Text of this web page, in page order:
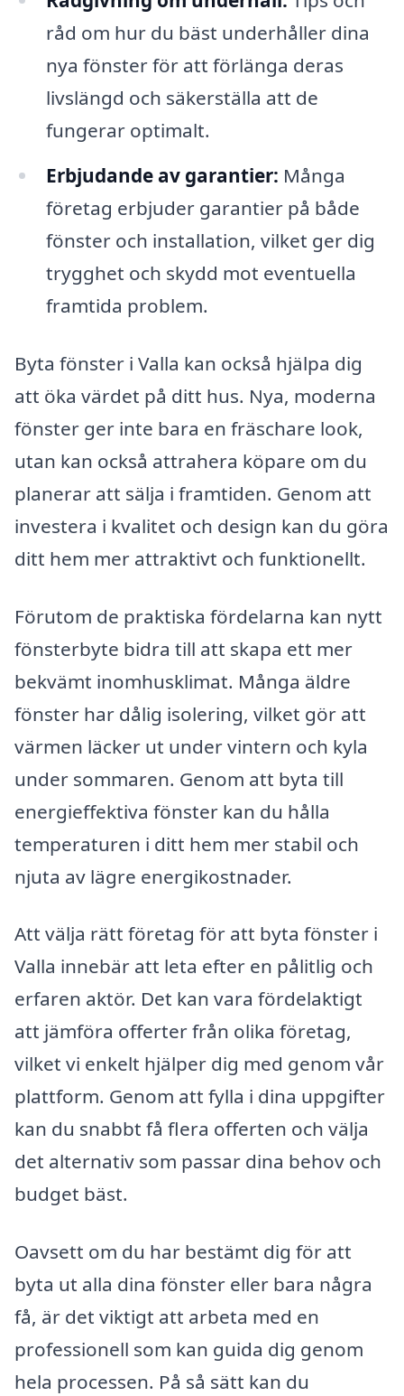
råd om hur du bäst underhåller dina
nya fönster för att förlänga deras
livslängd och säkerställa att de
fungerar optimalt.
Erbjudande av garantier: Många
företag erbjuder garantier på både
fönster och installation, vilket ger dig
trygghet och skydd mot eventuella
framtida problem.
Byta fönster i Valla kan också hjälpa dig
att öka värdet på ditt hus. Nya, moderna
fönster ger inte bara en fräschare look,
utan kan också attrahera köpare om du
planerar att sälja i framtiden. Genom att
investera i kvalitet och design kan du göra
ditt hem mer attraktivt och funktionellt.
Förutom de praktiska fördelarna kan nytt
fönsterbyte bidra till att skapa ett mer
bekvämt inomhusklimat. Många äldre
fönster har dålig isolering, vilket gör att
värmen läcker ut under vintern och kyla
under sommaren. Genom att byta till
energieffektiva fönster kan du hålla
temperaturen i ditt hem mer stabil och
njuta av lägre energikostnader.
Att välja rätt företag för att byta fönster i
Valla innebär att leta efter en pålitlig och
erfaren aktör. Det kan vara fördelaktigt
att jämföra offerter från olika företag,
vilket vi enkelt hjälper dig med genom vår
plattform. Genom att fylla i dina uppgifter
kan du snabbt få flera offerten och välja
det alternativ som passar dina behov och
budget bäst.
Oavsett om du har bestämt dig för att
byta ut alla dina fönster eller bara några
få, är det viktigt att arbeta med en
professionell som kan guida dig genom
hela processen. På så sätt kan du